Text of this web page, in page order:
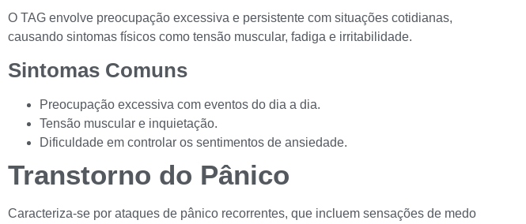
O TAG envolve preocupação excessiva e persistente com situações cotidianas,
causando sintomas físicos como tensão muscular, fadiga e irritabilidade.
Sintomas Comuns
Preocupação excessiva com eventos do dia a dia.
Tensão muscular e inquietação.
Dificuldade em controlar os sentimentos de ansiedade.
Transtorno do Pânico
Caracteriza-se por ataques de pânico recorrentes, que incluem sensações de medo